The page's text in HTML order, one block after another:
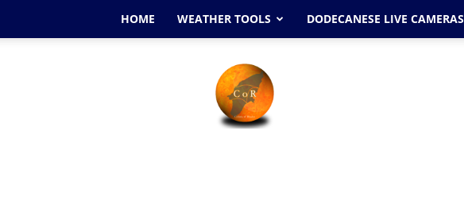
HOME WEATHER TOOLS DODECANESE LIVE CAMERAS